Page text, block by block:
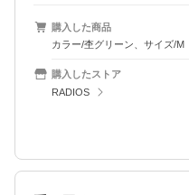
購入した商品
カラー/杢グリーン、サイズ/M
購入したストア
RADIOS